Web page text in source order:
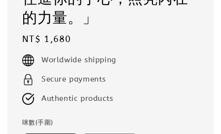
的力量。」
Regular
price
NT$ 1,680
Worldwide shipping
Secure payments
Authentic products
咪數(手圍)